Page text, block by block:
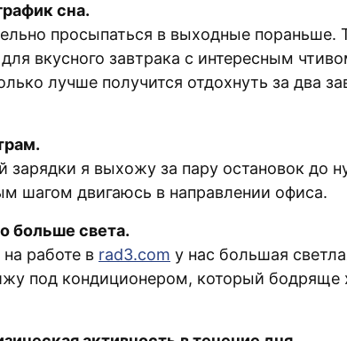
сна.
просыпаться в выходные пораньше.
вкусного завтрака с интересным
лучше получится отдохнуть за два
зарядки я выхожу за пару остановок до
шагом двигаюсь в направлении офиса.
больше света.
работе в rad3.com у нас большая
под кондиционером, который бодряще